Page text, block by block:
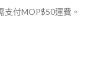
支付MOP$50運費。